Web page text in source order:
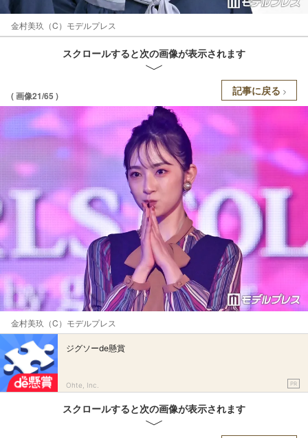
金村美玖（C）モデルプレス
スクロールすると次の画像が表示されます
( 画像21/65 ) 記事に戻る
金村美玖（C）モデルプレス
ジグソーde懸賞
Ohte, Inc. PR
スクロールすると次の画像が表示されます